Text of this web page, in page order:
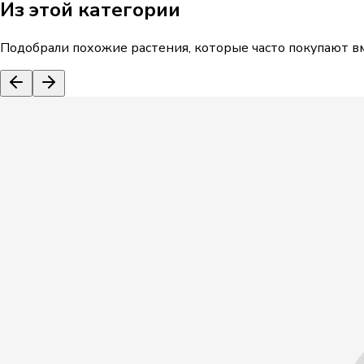
Из этой категории
Подобрали похожие растения, которые часто покупают